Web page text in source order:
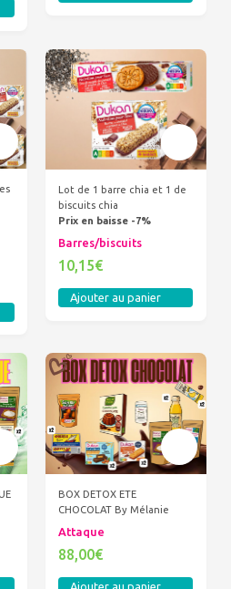
Lot de 1 barre chia et 1 de
biscuits chia
Prix en baisse -7%
Barres/biscuits
10,15€
Ajouter au panier
BOX DETOX ETE
CHOCOLAT By Mélanie
Attaque
88,00€
Ajouter au panier